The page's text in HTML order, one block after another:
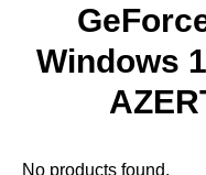
Windows
No products found.